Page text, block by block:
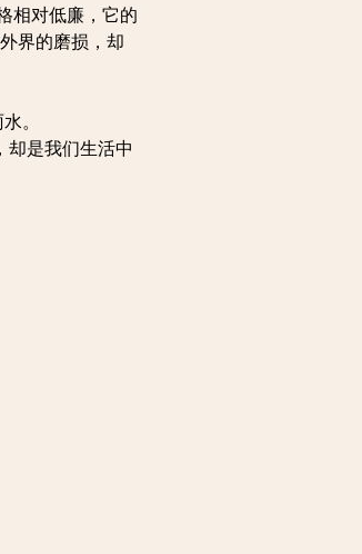
相对低廉，它的
界的磨损，却
。
却是我们生活中